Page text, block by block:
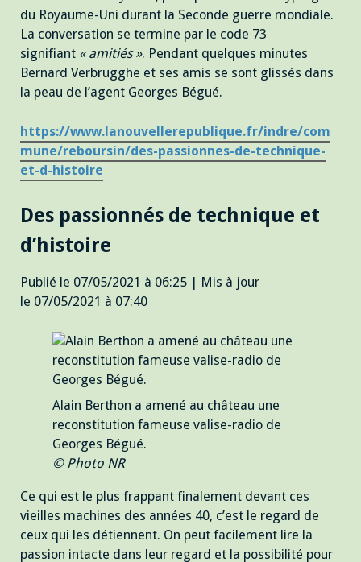
du Royaume-Uni durant la Seconde guerre mondiale.
La conversation se termine par le code 73
signifiant « amitiés ». Pendant quelques minutes
Bernard Verbrugghe et ses amis se sont glissés dans
la peau de l’agent Georges Bégué.
https://www.lanouvellerepublique.fr/indre/com
mune/reboursin/des-passionnes-de-technique-
et-d-histoire
Des passionnés de technique et
d’histoire
Publié le 07/05/2021 à 06:25 | Mis à jour
le 07/05/2021 à 07:40
Alain Berthon a amené au château une
reconstitution fameuse valise-radio de
Georges Bégué.
© Photo NR
Ce qui est le plus frappant finalement devant ces
vieilles machines des années 40, c’est le regard de
ceux qui les détiennent. On peut facilement lire la
passion intacte dans leur regard et la possibilité pour